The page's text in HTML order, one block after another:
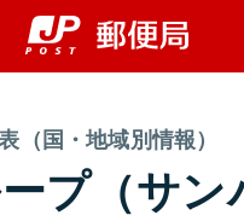
（国・地域別情報）
プ（サン